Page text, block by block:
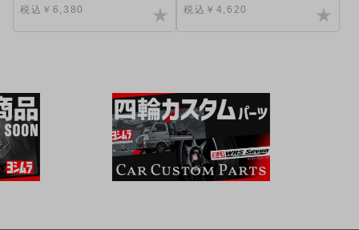
税込￥6,380 税込￥4,620